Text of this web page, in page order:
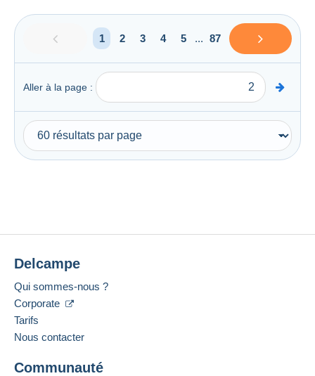
1 2 3 4 5 ... 87
Aller à la page :
Delcampe
Qui sommes-nous ?
Corporate
Tarifs
Nous contacter
Communauté